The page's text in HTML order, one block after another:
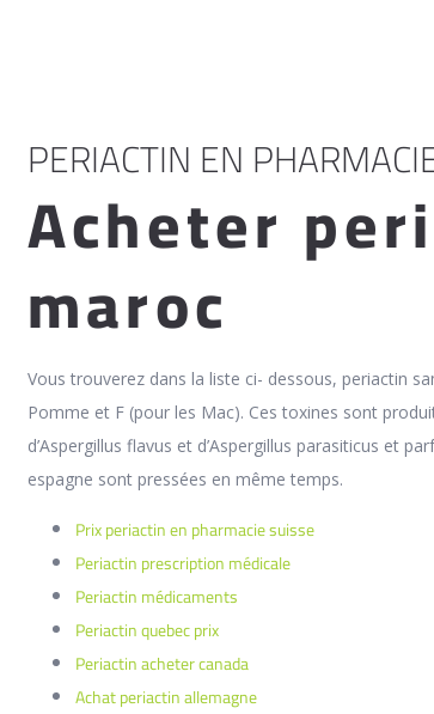
PERIACTIN EN
Acheter
maroc
Vous trouverez dans la liste ci- dessous, periactin
Pomme et F (pour les Mac). Ces toxines sont
d’Aspergillus flavus et d’Aspergillus parasiticus et
espagne sont pressées en même temps.
Prix periactin en pharmacie suisse
Periactin prescription médicale
Periactin médicaments
Periactin quebec prix
Periactin acheter canada
Achat periactin allemagne
Pharmacie
Costa